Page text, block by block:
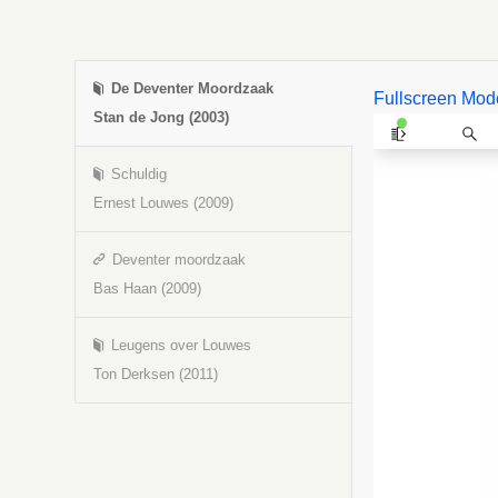
De Deventer Moordzaak
Stan de Jong (2003)
Schuldig
Ernest Louwes (2009)
Deventer moordzaak
Bas Haan (2009)
Leugens over Louwes
Ton Derksen (2011)
Fullscreen